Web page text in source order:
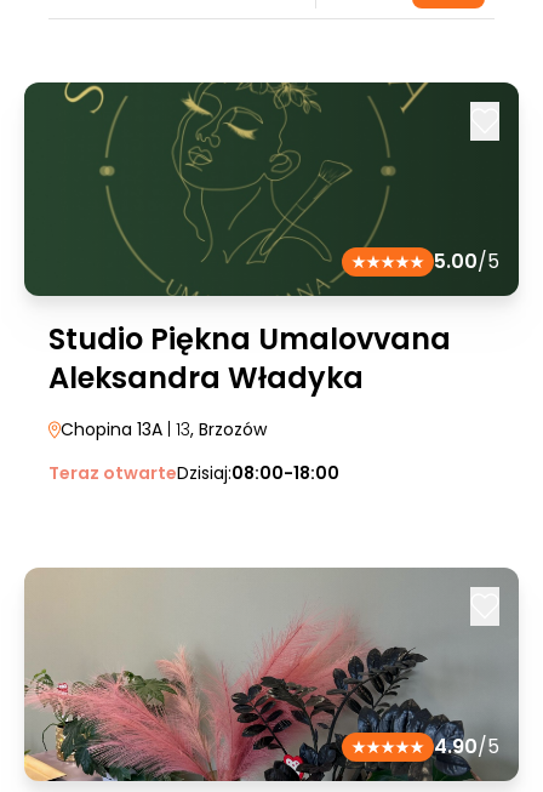
5.00/5
Studio Piękna Umalovvana
Aleksandra Władyka
Chopina 13A | 13, Brzozów
Teraz otwarteDzisiaj:08:00-18:00
4.90/5